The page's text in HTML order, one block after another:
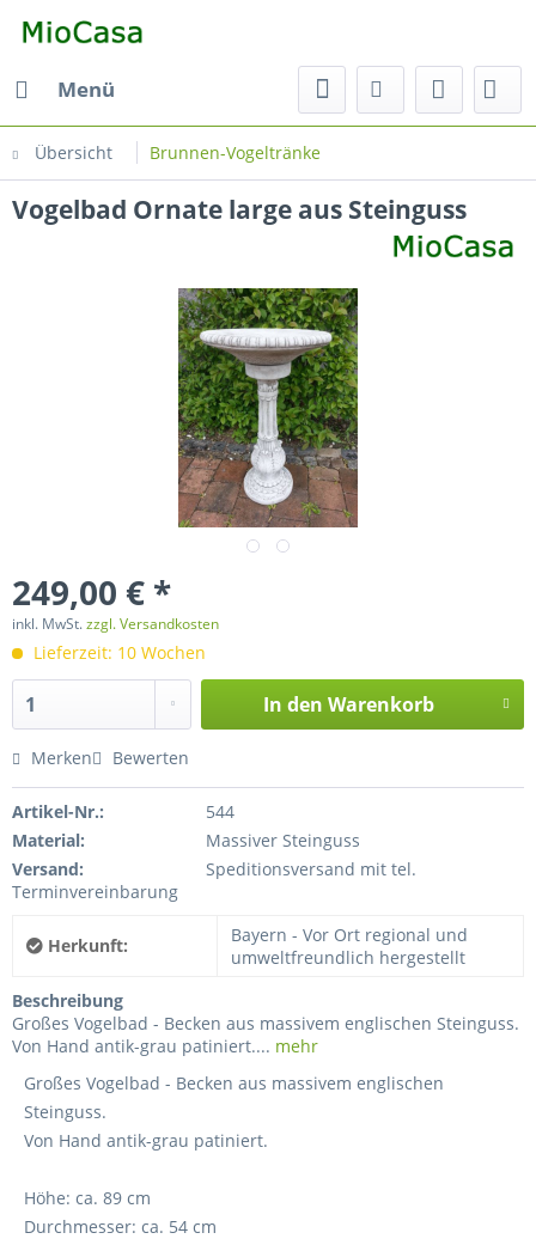
Menü
Übersicht Brunnen-Vogeltränke
Vogelbad Ornate large aus Steinguss
249,00 € *
inkl. MwSt.zzgl. Versandkosten
Lieferzeit: 10 Wochen
In den Warenkorb
Merken Bewerten
Artikel-Nr.:
544
Material:
Massiver Steinguss
Versand:
Speditionsversand mit tel.
Terminvereinbarung
Herkunft:
Bayern - Vor Ort regional und
umweltfreundlich hergestellt
Beschreibung
Großes Vogelbad - Becken aus massivem englischen Steinguss.
Von Hand antik-grau patiniert.... mehr
Großes Vogelbad - Becken aus massivem englischen
Steinguss.
Von Hand antik-grau patiniert.
Höhe: ca. 89 cm
Durchmesser: ca. 54 cm